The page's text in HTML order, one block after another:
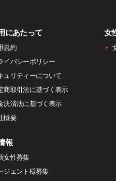
にあたって
規約
イバシーポリシー
ュリティーについて
商取引法に基づく表示
決済法に基づく表示
概要
報
女性募集
ジェント様募集
女